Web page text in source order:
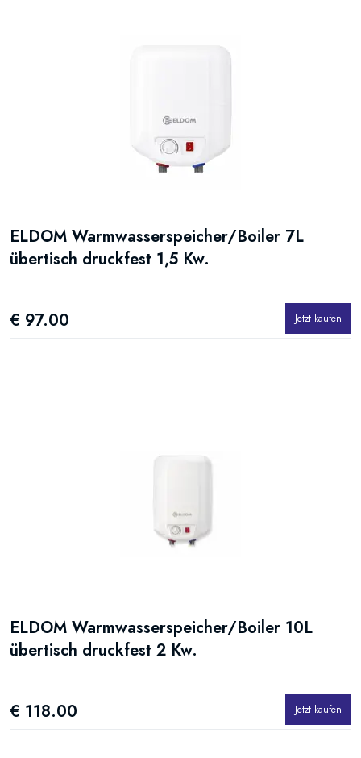
ELDOM Warmwasserspeicher/Boiler 7L
übertisch druckfest 1,5 Kw.
€ 97.00 Jetzt kaufen
ELDOM Warmwasserspeicher/Boiler 10L
übertisch druckfest 2 Kw.
€ 118.00 Jetzt kaufen